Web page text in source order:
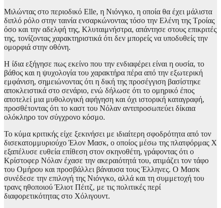
Μιλώντας στο περιοδικό Elle, η Νιόνγκο, η οποία θα έχει μάλιστα
διπλό ρόλο στην ταινία ενσαρκώνοντας τόσο την Ελένη της Τροίας
όσο και την αδελφή της, Κλυταιμνήστρα, απάντησε στους επικριτές
της, τονίζοντας χαρακτηριστικά ότι δεν μπορείς να υποδυθείς την
ομορφιά στην οθόνη.
Η ίδια εξήγησε πως εκείνο που την ενδιαφέρει είναι η ουσία, το
βάθος και η ψυχολογία του χαρακτήρα πέρα από την εξωτερική
εμφάνιση, σημειώνοντας ότι η δική της προσέγγιση βασίστηκε
αποκλειστικά στο σενάριο, ενώ δήλωσε ότι το ομηρικό έπος
αποτελεί μια μυθολογική αφήγηση και όχι ιστορική καταγραφή,
προσθέτοντας ότι το καστ του Νόλαν αντιπροσωπεύει δίκαια
ολόκληρο τον σύγχρονο κόσμο.
Το κύμα κριτικής είχε ξεκινήσει με ιδιαίτερη σφοδρότητα από τον
δισεκατομμυριούχο Έλον Μασκ, ο οποίος μέσω της πλατφόρμας X
εξαπέλυσε ευθεία επίθεση στον σκηνοθέτη, γράφοντας ότι ο
Κρίστοφερ Νόλαν έχασε την ακεραιότητά του, ατιμάζει τον τάφο
του Ομήρου και προσβάλλει βάναυσα τους Έλληνες. Ο Μασκ
συνέδεσε την επιλογή της Νιόνγκο, αλλά και τη συμμετοχή του
τρανς ηθοποιού Έλιοτ Πέιτζ, με τις πολιτικές περί
διαφορετικότητας στο Χόλιγουντ.